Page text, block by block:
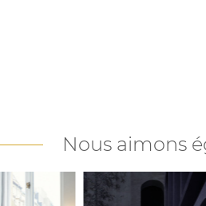
Nous aimons